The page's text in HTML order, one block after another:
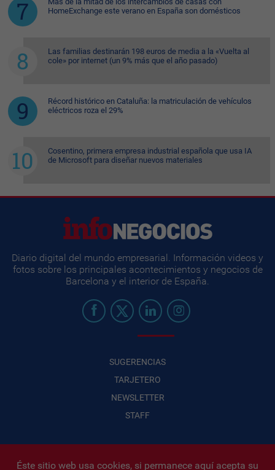
HomeExchange este verano en España son domésticos
Las familias destinarán 198 euros de media a la «Vuelta al
cole» por internet (un 9% más que el año pasado)
Récord histórico en Cataluña: la matriculación de vehículos
eléctricos roza el 29%
Cosentino, primera empresa industrial española que usa IA
de Microsoft para diseñar nuevos materiales
Diario digital del mundo empresarial. Información videos y
fotos sobre los principales acontecimientos y negocios de
Barcelona y el interior de España.
SUGERENCIAS
TARJETERO
NEWSLETTER
STAFF
Éste sitio web usa cookies, si permanece aquí acepta su